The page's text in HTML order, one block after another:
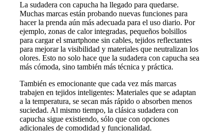
La sudadera con capucha ha llegado para quedarse.
Muchas marcas están probando nuevas funciones para
hacer la prenda aún más adecuada para el uso diario. Por
ejemplo, zonas de calor integradas, pequeños bolsillos
para cargar el smartphone sin cables, tejidos reflectantes
para mejorar la visibilidad y materiales que neutralizan los
olores. Esto no solo hace que la sudadera con capucha sea
más cómoda, sino también más técnica y práctica.
También es emocionante que cada vez más marcas
trabajen en tejidos inteligentes: Materiales que se adaptan
a la temperatura, se secan más rápido o absorben menos
suciedad. Al mismo tiempo, la clásica sudadera con
capucha sigue existiendo, sólo que con opciones
adicionales de comodidad y funcionalidad.